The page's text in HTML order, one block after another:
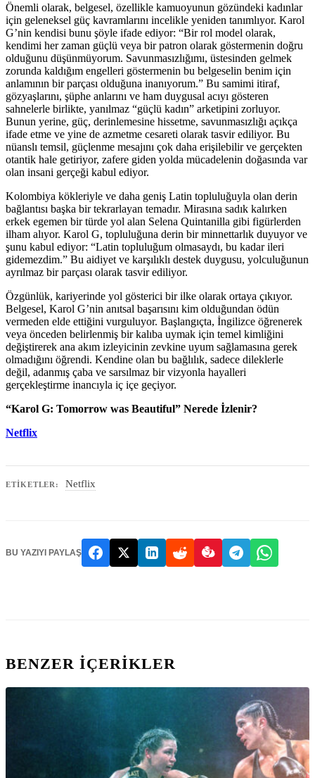
Önemli olarak, belgesel, özellikle kamuoyunun gözündeki kadınlar
için geleneksel güç kavramlarını incelikle yeniden tanımlıyor. Karol
G’nin kendisi bunu şöyle ifade ediyor: “Bir rol model olarak,
kendimi her zaman güçlü veya bir patron olarak göstermenin doğru
olduğunu düşünmüyorum. Savunmasızlığımı, üstesinden gelmek
zorunda kaldığım engelleri göstermenin bu belgeselin benim için
anlamının bir parçası olduğuna inanıyorum.” Bu samimi itiraf,
gözyaşlarını, şüphe anlarını ve ham duygusal acıyı gösteren
sahnelerle birlikte, yanılmaz “güçlü kadın” arketipini zorluyor.
Bunun yerine, güç, derinlemesine hissetme, savunmasızlığı açıkça
ifade etme ve yine de azmetme cesareti olarak tasvir ediliyor. Bu
nüanslı temsil, güçlenme mesajını çok daha erişilebilir ve gerçekten
otantik hale getiriyor, zafere giden yolda mücadelenin doğasında var
olan insani gerçeği kabul ediyor.
Kolombiya kökleriyle ve daha geniş Latin topluluğuyla olan derin
bağlantısı başka bir tekrarlayan temadır. Mirasına sadık kalırken
erkek egemen bir türde yol alan Selena Quintanilla gibi figürlerden
ilham alıyor. Karol G, topluluğuna derin bir minnettarlık duyuyor ve
şunu kabul ediyor: “Latin topluluğum olmasaydı, bu kadar ileri
gidemezdim.” Bu aidiyet ve karşılıklı destek duygusu, yolculuğunun
ayrılmaz bir parçası olarak tasvir ediliyor.
Özgünlük, kariyerinde yol gösterici bir ilke olarak ortaya çıkıyor.
Belgesel, Karol G’nin anıtsal başarısını kim olduğundan ödün
vermeden elde ettiğini vurguluyor. Başlangıçta, İngilizce öğrenerek
veya önceden belirlenmiş bir kalıba uymak için temel kimliğini
değiştirerek ana akım izleyicinin zevkine uyum sağlamasına gerek
olmadığını öğrendi. Kendine olan bu bağlılık, sadece dileklerle
değil, adanmış çaba ve sarsılmaz bir vizyonla hayalleri
gerçekleştirme inancıyla iç içe geçiyor.
“Karol G: Tomorrow was Beautiful” Nerede İzlenir?
Netflix
ETIKETLER: Netflix
BU YAZIYI PAYLAŞ
BENZER IÇERIKLER